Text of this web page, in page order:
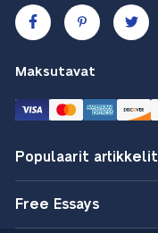
Maksutavat
Populaarit artikkelit
Free Essays